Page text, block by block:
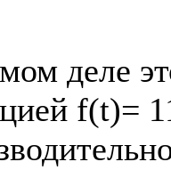
деле
f(t)=